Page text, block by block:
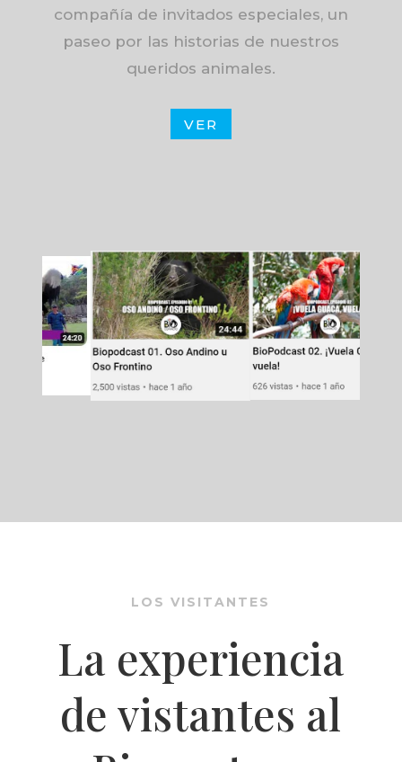
compañía de invitados especiales, un
paseo por las historias de nuestros
queridos animales.
VER
LOS VISITANTES
La experiencia
de vistantes al